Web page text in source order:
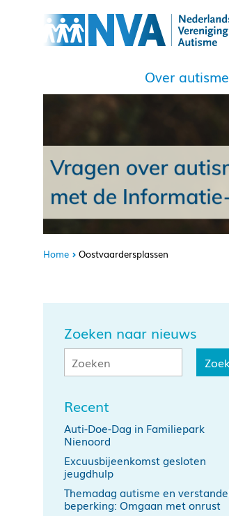
Over autisme
Home Oostvaardersplassen
Zoeken naar nieuws
Recent
Auti-Doe-Dag in Familiepark
Nienoord
Excuusbijeenkomst gesloten
jeugdhulp
Themadag autisme en
beperking: Omgaan met onrust